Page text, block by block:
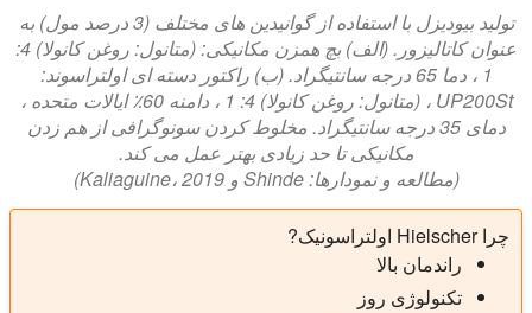
تولید بیودیزل با استفاده از گوانیدین های مختلف (3 درصد مول) به
عنوان کاتالیزور. (الف) بچ همزن مکانیکی: (متانول: روغن کانولا) 4:
1 ، دما 65 درجه سانتیگراد. (ب) راکتور دسته ای اولتراسوند:
UP200St ، (متانول: روغن کانولا) 4: 1 ، دامنه 60٪ ایالات متحده ،
دمای 35 درجه سانتیگراد. مخلوط کردن سونوگرافی از هم زدن
مکانیکی تا حد زیادی بهتر عمل می کند.
(مطالعه و نمودارها: Shinde و Kaliaguine، 2019)
چرا Hielscher اولتراسونیک?
راندمان بالا
تکنولوژی روز